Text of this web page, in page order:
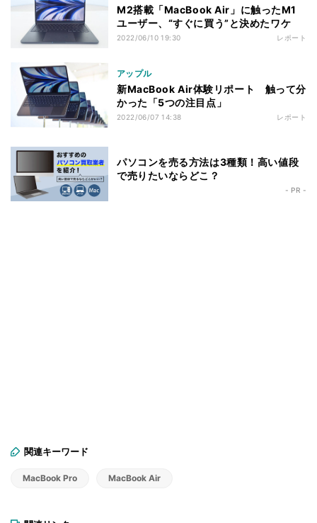
M2搭載「MacBook Air」に触ったM1
ユーザー、“すぐに買う”と決めたワケ
2022/06/10 19:30 レポート
アップル
新MacBook Air体験リポート 触って分
かった「5つの注目点」
2022/06/07 14:38 レポート
パソコンを売る方法は3種類！高い値段
で売りたいならどこ？
- PR -
関連キーワード
MacBook Pro MacBook Air